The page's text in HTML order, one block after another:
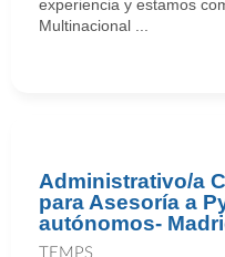
experiencia y estamos
Multinacional ...
Administrativo/a
para Asesoría a
autónomos-
TEMPS